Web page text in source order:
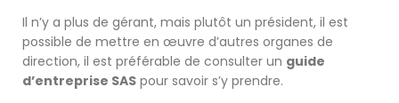
Il n’y a plus de gérant, mais plutôt un président, il est
possible de mettre en œuvre d’autres organes de
direction, il est préférable de consulter un guide
d’entreprise SAS pour savoir s’y prendre.